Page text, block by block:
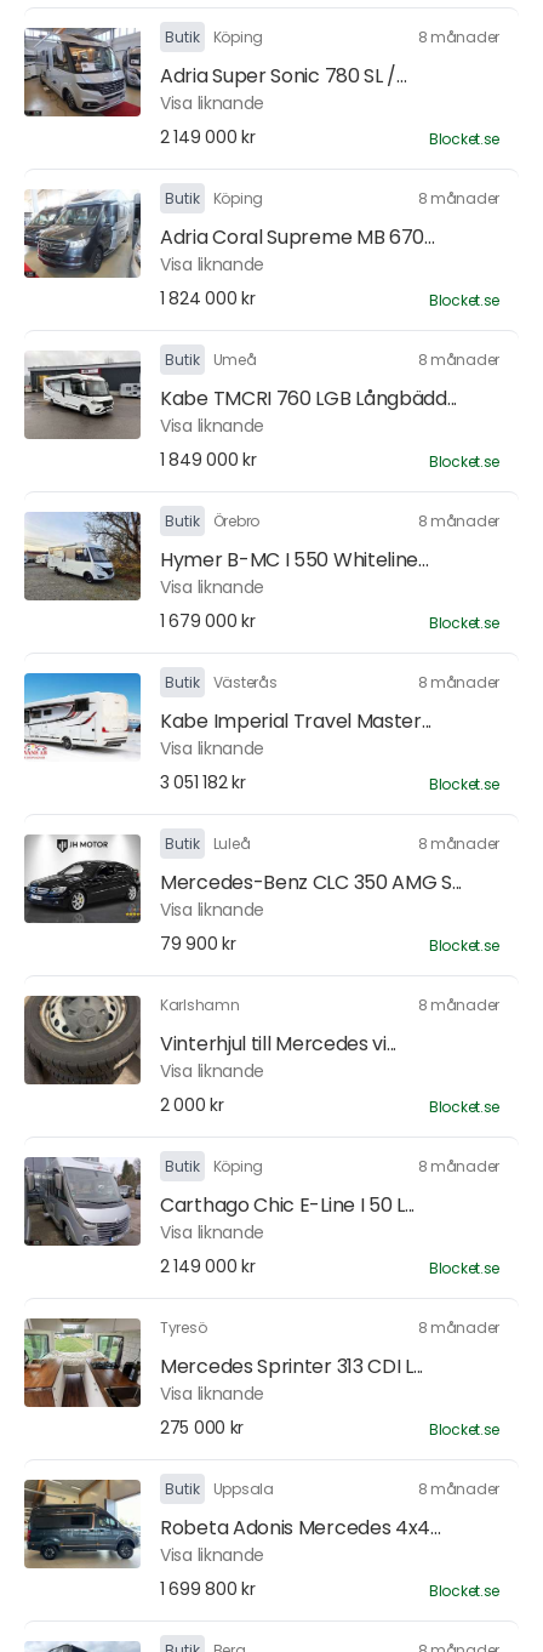
Butik Köping 8 månader
Adria Super Sonic 780 SL /...
Visa liknande
2 149 000 kr
Blocket.se
Butik Köping 8 månader
Adria Coral Supreme MB 670...
Visa liknande
1 824 000 kr
Blocket.se
Butik Umeå 8 månader
Kabe TMCRI 760 LGB Långbädd...
Visa liknande
1 849 000 kr
Blocket.se
Butik Örebro 8 månader
Hymer B-MC I 550 Whiteline...
Visa liknande
1 679 000 kr
Blocket.se
Butik Västerås 8 månader
Kabe Imperial Travel Master...
Visa liknande
3 051 182 kr
Blocket.se
Butik Luleå 8 månader
Mercedes-Benz CLC 350 AMG S...
Visa liknande
79 900 kr
Blocket.se
Karlshamn 8 månader
Vinterhjul till Mercedes vi...
Visa liknande
2 000 kr
Blocket.se
Butik Köping 8 månader
Carthago Chic E-Line I 50 L...
Visa liknande
2 149 000 kr
Blocket.se
Tyresö 8 månader
Mercedes Sprinter 313 CDI L...
Visa liknande
275 000 kr
Blocket.se
Butik Uppsala 8 månader
Robeta Adonis Mercedes 4x4...
Visa liknande
1 699 800 kr
Blocket.se